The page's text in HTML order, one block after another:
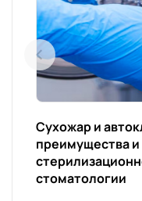
Сухожар и
преимущества
стоматологии